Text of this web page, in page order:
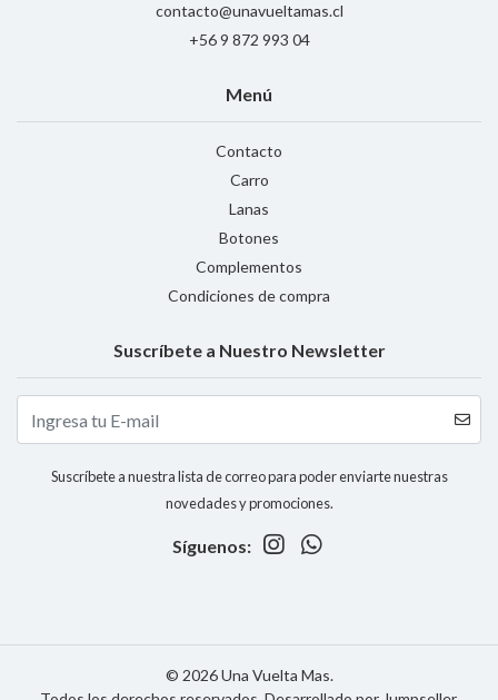
contacto@unavueltamas.cl
+56 9 872 993 04
Menú
Contacto
Carro
Lanas
Botones
Complementos
Condiciones de compra
Suscríbete a Nuestro Newsletter
Suscríbete a nuestra lista de correo para poder enviarte nuestras
novedades y promociones.
Síguenos:
© 2026 Una Vuelta Mas.